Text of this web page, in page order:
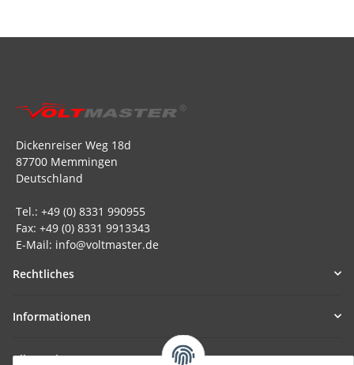
Dickenreiser Weg 18d
87700 Memmingen
Deutschland
Tel.: +49 (0) 8331 990955
Fax: +49 (0) 8331 9913343
E-Mail: info@voltmaster.de
Rechtliches
Informationen
Allgemein